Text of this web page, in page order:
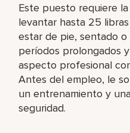
Este puesto requiere
levantar hasta 25
estar de pie, sentado
períodos prolongados
aspecto profesional
Antes del empleo, le
un entrenamiento y
seguridad.